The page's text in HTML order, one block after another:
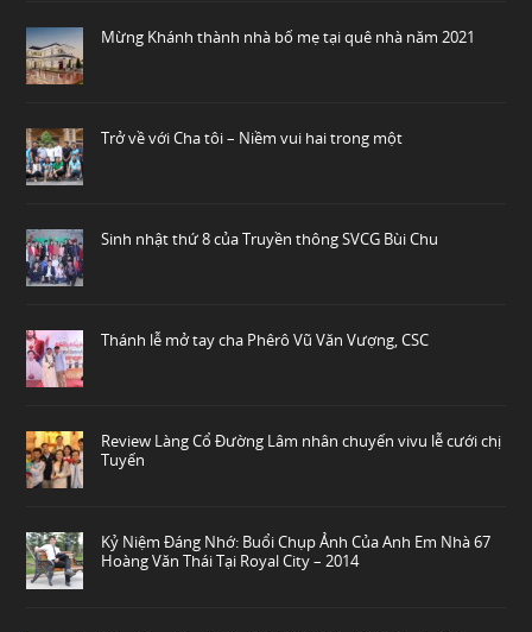
Mừng Khánh thành nhà bố mẹ tại quê nhà năm 2021
Trở về với Cha tôi – Niềm vui hai trong một
Sinh nhật thứ 8 của Truyền thông SVCG Bùi Chu
Thánh lễ mở tay cha Phêrô Vũ Văn Vượng, CSC
Review Làng Cổ Đường Lâm nhân chuyến vivu lễ cưới chị
Tuyến
Kỷ Niệm Đáng Nhớ: Buổi Chụp Ảnh Của Anh Em Nhà 67
Hoàng Văn Thái Tại Royal City – 2014